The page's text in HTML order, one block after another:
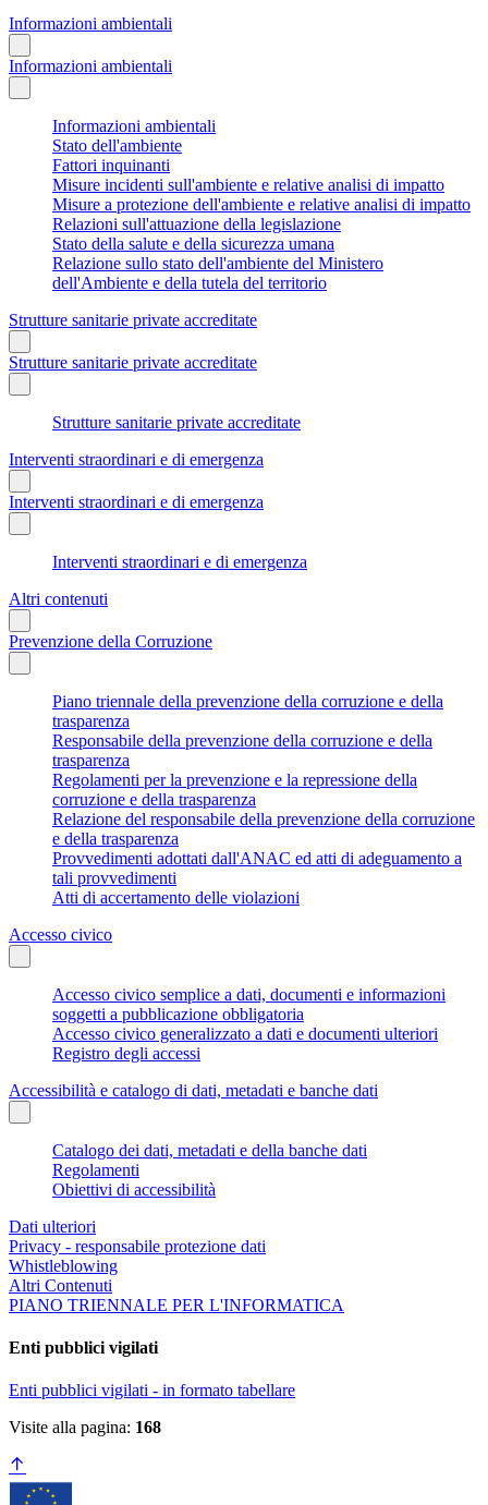
Informazioni ambientali
Informazioni ambientali
Informazioni ambientali
Stato dell'ambiente
Fattori inquinanti
Misure incidenti sull'ambiente e relative analisi di impatto
Misure a protezione dell'ambiente e relative analisi di impatto
Relazioni sull'attuazione della legislazione
Stato della salute e della sicurezza umana
Relazione sullo stato dell'ambiente del Ministero
dell'Ambiente e della tutela del territorio
Strutture sanitarie private accreditate
Strutture sanitarie private accreditate
Strutture sanitarie private accreditate
Interventi straordinari e di emergenza
Interventi straordinari e di emergenza
Interventi straordinari e di emergenza
Altri contenuti
Prevenzione della Corruzione
Piano triennale della prevenzione della corruzione e della
trasparenza
Responsabile della prevenzione della corruzione e della
trasparenza
Regolamenti per la prevenzione e la repressione della
corruzione e della trasparenza
Relazione del responsabile della prevenzione della corruzione
e della trasparenza
Provvedimenti adottati dall'ANAC ed atti di adeguamento a
tali provvedimenti
Atti di accertamento delle violazioni
Accesso civico
Accesso civico semplice a dati, documenti e informazioni
soggetti a pubblicazione obbligatoria
Accesso civico generalizzato a dati e documenti ulteriori
Registro degli accessi
Accessibilità e catalogo di dati, metadati e banche dati
Catalogo dei dati, metadati e della banche dati
Regolamenti
Obiettivi di accessibilità
Dati ulteriori
Privacy - responsabile protezione dati
Whistleblowing
Altri Contenuti
PIANO TRIENNALE PER L'INFORMATICA
Enti pubblici vigilati
Enti pubblici vigilati - in formato tabellare
Visite alla pagina: 168